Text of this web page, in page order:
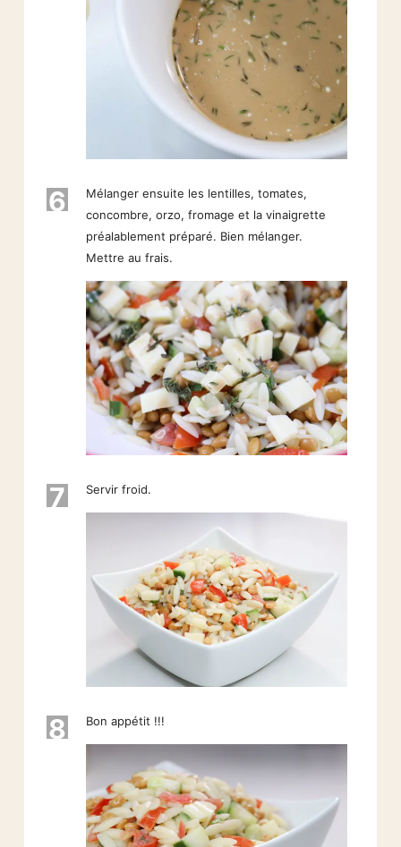
6
Mélanger ensuite les lentilles, tomates,
concombre, orzo, fromage et la vinaigrette
préalablement préparé. Bien mélanger.
Mettre au frais.
7 Servir froid.
8 Bon appétit !!!